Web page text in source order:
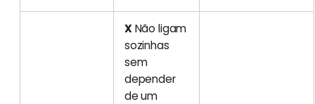
XNão ligam
sozinhas
sem
depender
de um